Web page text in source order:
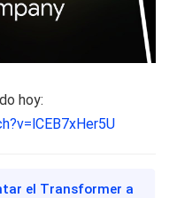
hoy:
el Transformer a